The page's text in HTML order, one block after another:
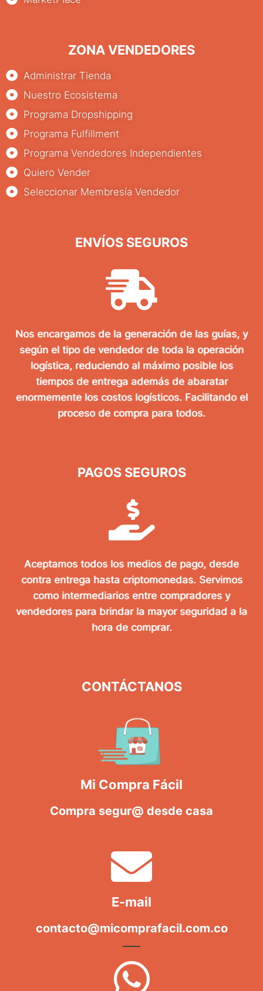
ZONA VENDEDORES
Administrar Tienda
Nuestro Ecosistema
Programa Dropshipping
Programa Fulfillment
Programa Vendedores Independientes
Quiero Vender
Seleccionar Membresía Vendedor
ENVÍOS SEGUROS
Nos encargamos de la generación de las guías, y
según el tipo de vendedor de toda la operación
logística, reduciendo al máximo posible los
tiempos de entrega además de abaratar
enormemente los costos logísticos. Facilitando el
proceso de compra para todos.
PAGOS SEGUROS
Aceptamos todos los medios de pago, desde
contra entrega hasta criptomonedas. Servimos
como intermediarios entre compradores y
vendedores para brindar la mayor seguridad a la
hora de comprar.
CONTÁCTANOS
Mi Compra Fácil
Compra segur@ desde casa
E-mail
contacto@micomprafacil.com.co